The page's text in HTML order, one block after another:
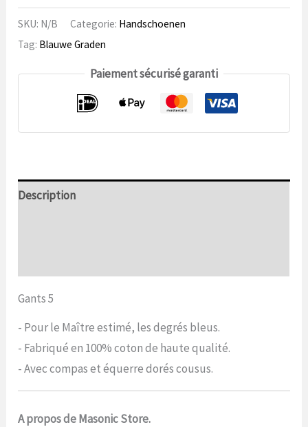
Respectable
Maître
SKU: N/B Categorie: Handschoenen
Tag: Blauwe Graden
Paiement sécurisé garanti
Description
Gants 5
- Pour le Maître estimé, les degrés bleus.
- Fabriqué en 100% coton de haute qualité.
- Avec compas et équerre dorés cousus.
A propos de Masonic Store.